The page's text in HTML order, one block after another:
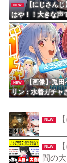
NEW
【にじさんじ
はや！！大きな声
のやけど昨日みん
通り寝る前にトイ
界変わった！すげ
NEW
【画像】兎
リン：水着ガチャ
リどっちだ！ぺこ
NEW
NEW
間の